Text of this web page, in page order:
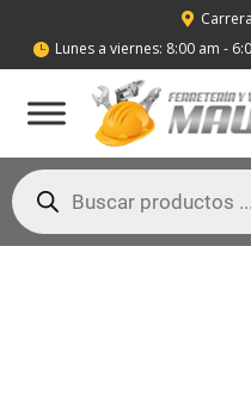

 Lunes a viernes: 8:00 am -
Búsqueda
de
productos